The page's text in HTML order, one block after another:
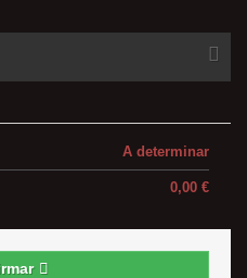
A determinar
0,00 €